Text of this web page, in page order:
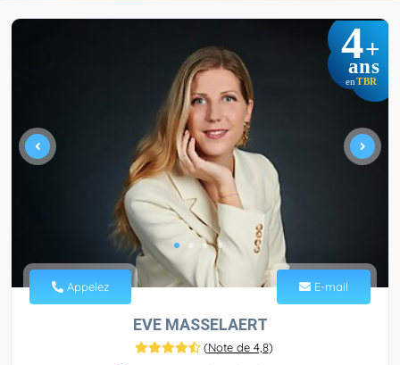
4+
ans
en TBR
Appelez E-mail
EVE MASSELAERT
(Note de 4,8)